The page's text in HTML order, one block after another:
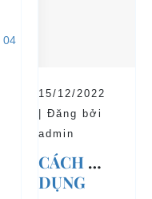
15/12/2022
| Đăng bởi
admin
CÁCH SỬ
DỤNG